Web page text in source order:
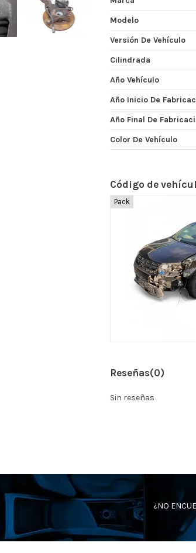
Modelo
Versión De Vehículo
Cilindrada
Año Vehículo
Año Inicio De
Año Final De
Color De Vehículo
Código de
Pack
Reseñas(0)
Sin reseñas
¿NO